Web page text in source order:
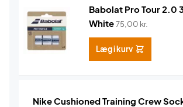
Babolat Pro Tour 2.0
White75,00 kr.
Læg i kurv
Nike Cushioned Training Crew